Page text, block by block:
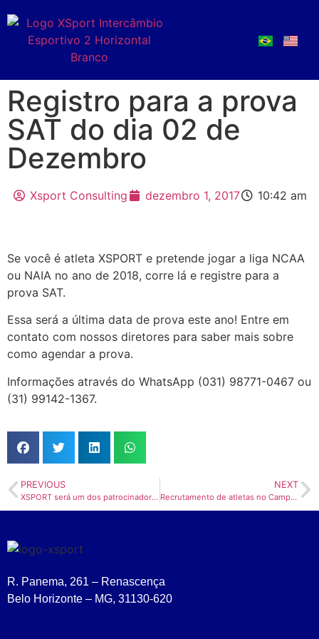
Registro para a prova
SAT do dia 02 de
Dezembro
Xsport Consulting dezembro 1, 2017 10:42 am
Se você é atleta XSPORT e pretende jogar a liga NCAA
ou NAIA no ano de 2018, corre lá e registre para a
prova SAT.
Essa será a última data de prova este ano! Entre em
contato com nossos diretores para saber mais sobre
como agendar a prova.
Informações através do WhatsApp (031) 98771-0467 ou
(31) 99142-1367.
PREVIOUS
XSPORT será um dos patrocinadores do Campeonato Brasileiro Interclubes Sub-18
NEXT
Recrutamento de atletas no Campeonato Brasileiro de Interclubes (CBI) – Sub 16 de voleibol
R. Panema, 261 – Renascença
Belo Horizonte – MG, 31130-620